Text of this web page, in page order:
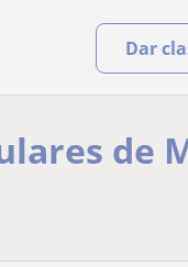
Dar
de